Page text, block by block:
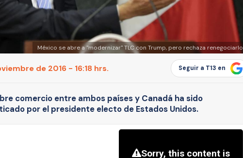
México se abre a "modernizar" TLC con Trump, pero rechaza renegociarlo
de 2016 - 16:18 hrs. Seguir a T13 en
comercio entre ambos países y Canadá ha sido
por el presidente electo de Estados Unidos.